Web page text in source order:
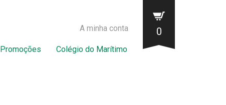
A minha conta
Promoções Colégio do Marítimo
0